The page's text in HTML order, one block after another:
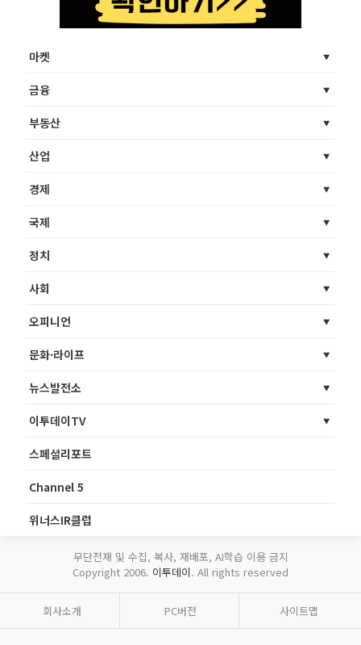
마켓
금융
부동산
산업
경제
국제
정치
사회
오피니언
문화·라이프
뉴스발전소
이투데이TV
스페셜리포트
Channel 5
위너스IR클럽
무단전재 및 수집, 복사, 재배포, AI학습 이용 금지
Copyright 2006. 이투데이. All rights reserved
회사소개 PC버전 사이트맵